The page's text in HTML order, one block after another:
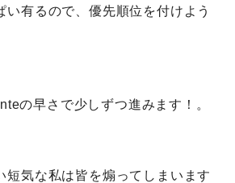
い有るので、優先順位を付けよう
の早さで少しずつ進みます！。
短気な私は皆を煽ってしまいます